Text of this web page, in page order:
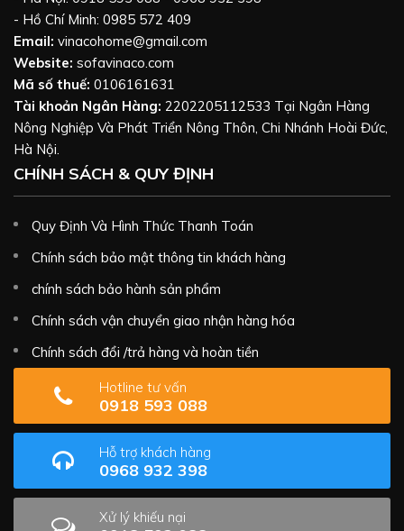
- Hồ Chí Minh: 0985 572 409
Email: vinacohome@gmail.com
Website: sofavinaco.com
Mã số thuế: 0106161631
Tài khoản Ngân Hàng: 2202205112533 Tại Ngân Hàng
Nông Nghiệp Và Phát Triển Nông Thôn, Chi Nhánh Hoài Đức,
Hà Nội.
CHÍNH SÁCH & QUY ĐỊNH
Quy Định Và Hình Thức Thanh Toán
Chính sách bảo mật thông tin khách hàng
chính sách bảo hành sản phẩm
Chính sách vận chuyển giao nhận hàng hóa
Chính sách đổi /trả hàng và hoàn tiền
Hotline tư vấn
0918 593 088
Hỗ trợ khách hàng
0968 932 398
Xử lý khiếu nại